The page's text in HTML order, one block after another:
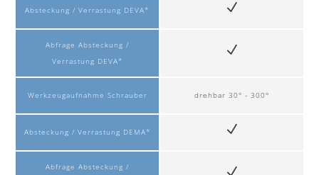
Absteckung / Verrastung DEVA*
Abfrage Absteckung /
Verrastung DEVA*
Werkzeugaufnahme Schrauber
Absteckung / Verrastung DEMA*
Abfrage Absteckung /
drehbar 30° - 300°